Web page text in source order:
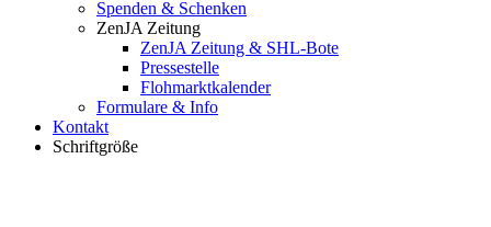
Spenden & Schenken
ZenJA Zeitung
ZenJA Zeitung & SHL-Bote
Pressestelle
Flohmarktkalender
Formulare & Info
Kontakt
Schriftgröße